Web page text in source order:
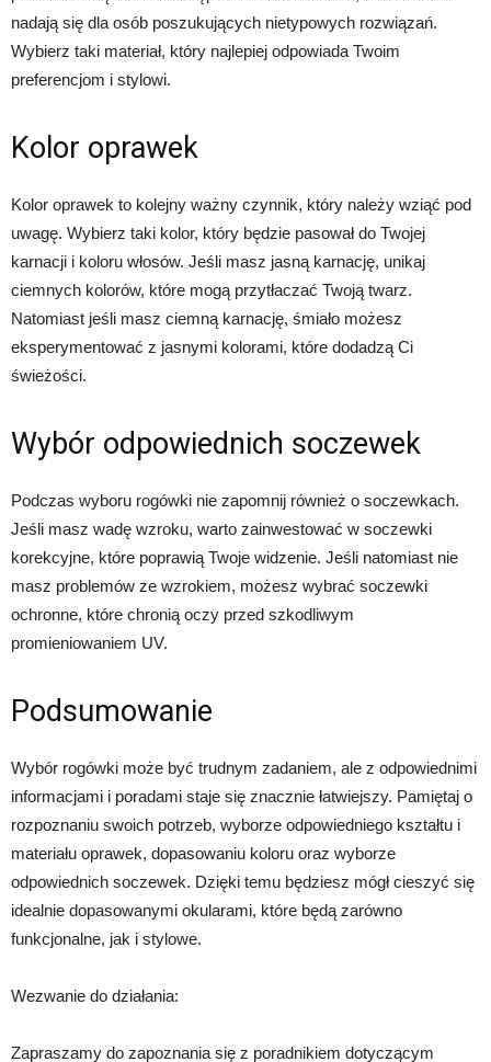
nadają się dla osób poszukujących nietypowych rozwiązań.
Wybierz taki materiał, który najlepiej odpowiada Twoim
preferencjom i stylowi.
Kolor oprawek
Kolor oprawek to kolejny ważny czynnik, który należy wziąć pod
uwagę. Wybierz taki kolor, który będzie pasował do Twojej
karnacji i koloru włosów. Jeśli masz jasną karnację, unikaj
ciemnych kolorów, które mogą przytłaczać Twoją twarz.
Natomiast jeśli masz ciemną karnację, śmiało możesz
eksperymentować z jasnymi kolorami, które dodadzą Ci
świeżości.
Wybór odpowiednich soczewek
Podczas wyboru rogówki nie zapomnij również o soczewkach.
Jeśli masz wadę wzroku, warto zainwestować w soczewki
korekcyjne, które poprawią Twoje widzenie. Jeśli natomiast nie
masz problemów ze wzrokiem, możesz wybrać soczewki
ochronne, które chronią oczy przed szkodliwym
promieniowaniem UV.
Podsumowanie
Wybór rogówki może być trudnym zadaniem, ale z odpowiednimi
informacjami i poradami staje się znacznie łatwiejszy. Pamiętaj o
rozpoznaniu swoich potrzeb, wyborze odpowiedniego kształtu i
materiału oprawek, dopasowaniu koloru oraz wyborze
odpowiednich soczewek. Dzięki temu będziesz mógł cieszyć się
idealnie dopasowanymi okularami, które będą zarówno
funkcjonalne, jak i stylowe.
Wezwanie do działania:
Zapraszamy do zapoznania się z poradnikiem dotyczącym